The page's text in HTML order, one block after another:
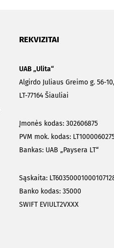
REKVIZITAI
UAB „Ulita“
Algirdo Juliaus Greimo g. 56-10,
LT-77164 Šiauliai
Įmonės kodas: 302606875
PVM mok. kodas:
Bankas: UAB „Paysera LT“
Sąskaita:
Banko kodas: 35000
SWIFT EVIULT2VXXX